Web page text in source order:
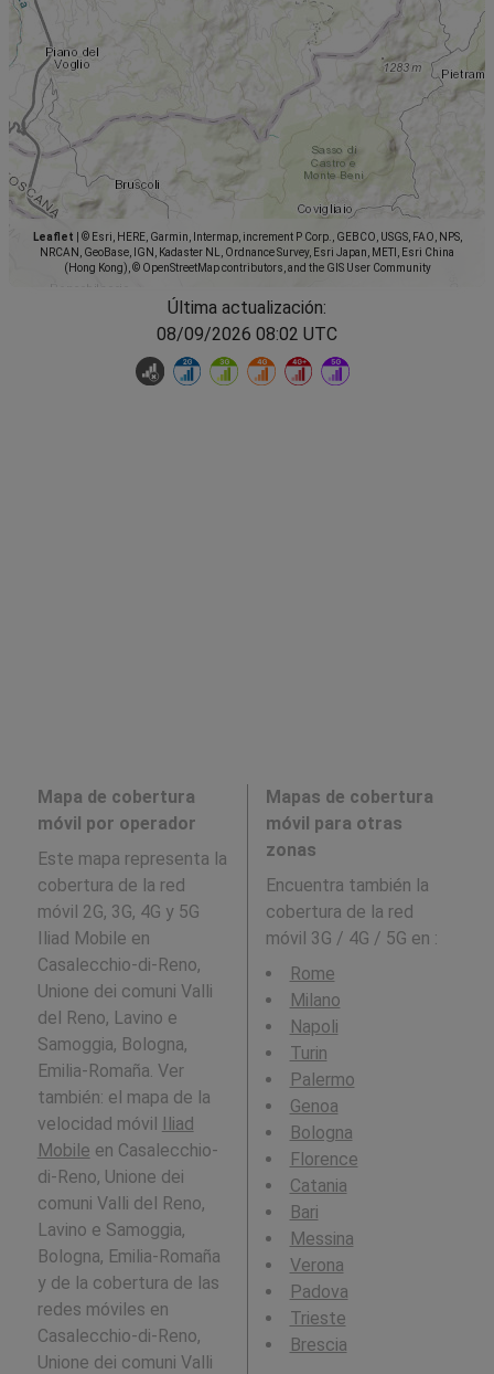
Leaflet
© Esri, HERE, Garmin, Intermap, increment P Corp., GEBCO, USGS, FAO, NPS,
NRCAN, GeoBase, IGN, Kadaster NL, Ordnance Survey, Esri Japan, METI, Esri China
(Hong Kong), © OpenStreetMap contributors, and the GIS User Community
Última actualización:
08/09/2026 08:02 UTC
Mapa de cobertura
móvil por operador
Este mapa representa la
cobertura de la red
móvil 2G, 3G, 4G y 5G
Iliad Mobile en
Casalecchio-di-Reno,
Unione dei comuni Valli
del Reno, Lavino e
Samoggia, Bologna,
Emilia-Romaña. Ver
también: el mapa de la
velocidad móvil Iliad
Mobile en Casalecchio-
di-Reno, Unione dei
comuni Valli del Reno,
Lavino e Samoggia,
Bologna, Emilia-Romaña
y de la cobertura de las
redes móviles en
Casalecchio-di-Reno,
Unione dei comuni Valli
Mapas de cobertura
móvil para otras
zonas
Encuentra también la
cobertura de la red
móvil 3G / 4G / 5G en :
Rome
Milano
Napoli
Turin
Palermo
Genoa
Bologna
Florence
Catania
Bari
Messina
Verona
Padova
Trieste
Brescia